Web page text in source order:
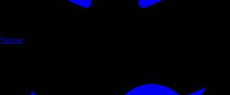
Twitter